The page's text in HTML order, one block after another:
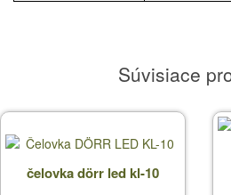
Súvisiace
čelovka dörr led kl-10